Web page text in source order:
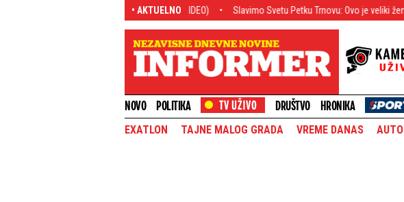
• AKTUELNO
u fronclama: Ponižavajuće! (VIDEO) Slavimo Svetu Petku Trnovu: Ovo je veliki ženski praznik -
NOVO POLITIKA DRUŠTVO HRONIKA
EXATLON TAJNE MALOG GRADA VREME DANAS